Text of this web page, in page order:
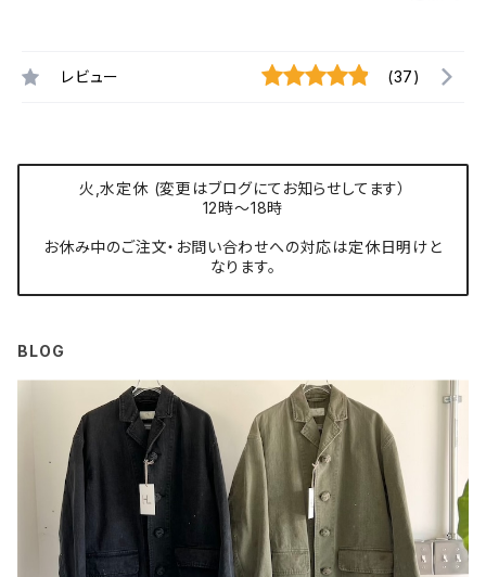
レビュー (37)
火,水定休 (変更はブログにてお知らせしてます）
12時〜18時
お休み中のご注文・お問い合わせへの対応は定休日明けと
なります。
BLOG